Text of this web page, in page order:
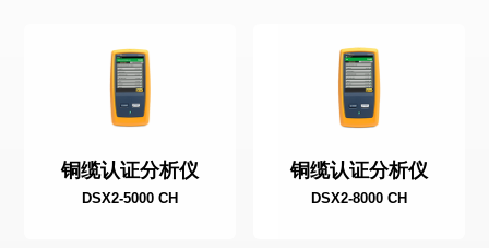
铜缆认证分析仪
DSX2-5000 CH
铜缆认证分析仪
DSX2-8000 CH